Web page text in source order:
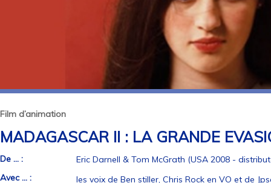
Film d’animation
MADAGASCAR II : LA GRANDE
De ... :
Eric Darnell & Tom McGrath (USA 2008 -
Avec ... :
les voix de Ben stiller, Chris Rock en VO et de